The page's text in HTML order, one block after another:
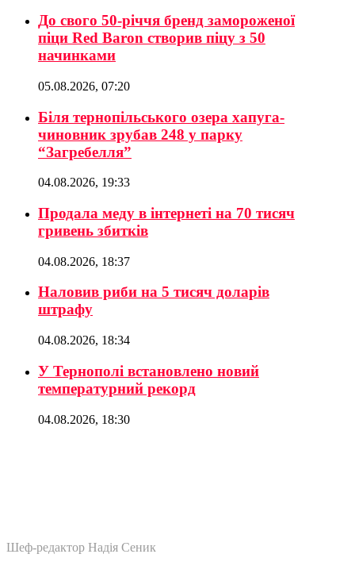
До свого 50-річчя бренд замороженої
піци Red Baron створив піцу з 50
начинками
05.08.2026, 07:20
Біля тернопільського озера хапуга-
чиновник зрубав 248 у парку
“Загребелля”
04.08.2026, 19:33
Продала меду в інтернеті на 70 тисяч
гривень збитків
04.08.2026, 18:37
Наловив риби на 5 тисяч доларів
штрафу
04.08.2026, 18:34
У Тернополі встановлено новий
температурний рекорд
04.08.2026, 18:30
Шеф-редактор Надія Сеник